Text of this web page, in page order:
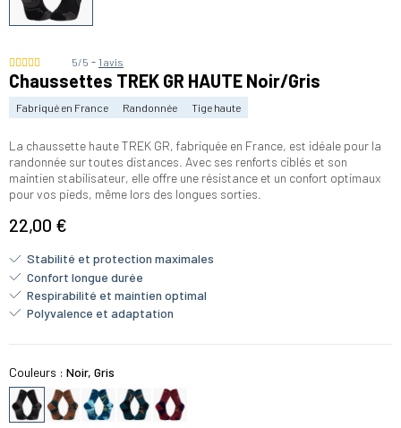
5/5 - 1 avis
Chaussettes TREK GR HAUTE Noir/Gris
Fabriqué en France Randonnée Tige haute
La chaussette haute TREK GR, fabriquée en France, est idéale pour la
randonnée sur toutes distances. Avec ses renforts ciblés et son
maintien stabilisateur, elle offre une résistance et un confort optimaux
pour vos pieds, même lors des longues sorties.
22,00 €
Stabilité et protection maximales
Confort longue durée
Respirabilité et maintien optimal
Polyvalence et adaptation
Couleurs : Noir, Gris